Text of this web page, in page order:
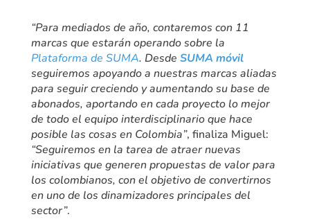
“Para mediados de año, contaremos con 11
marcas que estarán operando sobre la
Plataforma de SUMA. Desde SUMA móvil
seguiremos apoyando a nuestras marcas aliadas
para seguir creciendo y aumentando su base de
abonados, aportando en cada proyecto lo mejor
de todo el equipo interdisciplinario que hace
posible las cosas en Colombia”, finaliza Miguel:
“Seguiremos en la tarea de atraer nuevas
iniciativas que generen propuestas de valor para
los colombianos, con el objetivo de convertirnos
en uno de los dinamizadores principales del
sector”.